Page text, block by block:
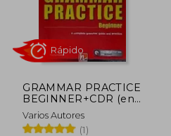
5%
dcto.
13,15 €
12,49 €
GRAMMAR PRACTICE
BEGINNER+CDR (en
Inglés)
Varios Autores
(1)